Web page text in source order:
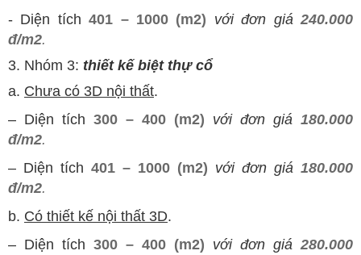
- Diện tích401 – 1000 (m2) với đơn giá240.000
đ/m2.
3. Nhóm 3: thiết kế biệt thự cổ
a. Chưa có 3D nội thất.
– Diện tích 300 – 400 (m2) với đơn giá 180.000
đ/m2.
– Diện tích 401 – 1000 (m2) với đơn giá 180.000
đ/m2.
b. Có thiết kế nội thất 3D.
– Diện tích 300 – 400 (m2) với đơn giá 280.000